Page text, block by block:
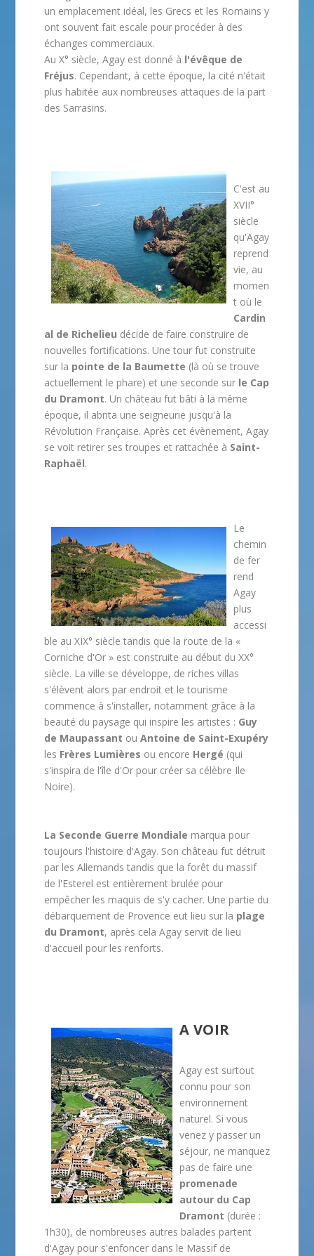
un emplacement idéal, les Grecs et les Romains y
ont souvent fait escale pour procéder à des
échanges commerciaux.
Au X° siècle, Agay est donné à l'évêque de
Fréjus. Cependant, à cette époque, la cité n'était
plus habitée aux nombreuses attaques de la part
des Sarrasins.
C'est au
XVII°
siècle
qu'Agay
reprend
vie, au
momen
t où le
Cardin
al de Richelieu décide de faire construire de
nouvelles fortifications. Une tour fut construite
sur la pointe de la Baumette (là où se trouve
actuellement le phare) et une seconde sur le Cap
du Dramont. Un château fut bâti à la même
époque, il abrita une seigneurie jusqu'à la
Révolution Française. Après cet évènement, Agay
se voit retirer ses troupes et rattachée à Saint-
Raphaël.
Le
chemin
de fer
rend
Agay
plus
accessi
ble au XIX° siècle tandis que la route de la «
Corniche d'Or » est construite au début du XX°
siècle. La ville se développe, de riches villas
s'élèvent alors par endroit et le tourisme
commence à s'installer, notamment grâce à la
beauté du paysage qui inspire les artistes : Guy
de Maupassant ou Antoine de Saint-Exupéry
les Frères Lumières ou encore Hergé (qui
s'inspira de l'île d'Or pour créer sa célèbre Ile
Noire).
La Seconde Guerre Mondiale marqua pour
toujours l'histoire d'Agay. Son château fut détruit
par les Allemands tandis que la forêt du massif
de l'Esterel est entièrement brulée pour
empêcher les maquis de s'y cacher. Une partie du
débarquement de Provence eut lieu sur la plage
du Dramont, après cela Agay servit de lieu
d'accueil pour les renforts.
A VOIR
Agay est surtout
connu pour son
environnement
naturel. Si vous
venez y passer un
séjour, ne manquez
pas de faire une
promenade
autour du Cap
Dramont (durée :
1h30), de nombreuses autres balades partent
d'Agay pour s'enfoncer dans le Massif de